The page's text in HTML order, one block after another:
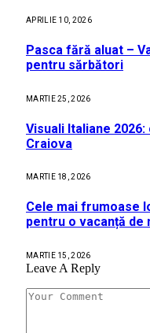
APRILIE 10, 2026
Pasca fără aluat –
pentru sărbători
MARTIE 25, 2026
Visuali Italiane
Craiova
MARTIE 18, 2026
Cele mai frumoase
pentru o vacanță de
MARTIE 15, 2026
Leave A Reply